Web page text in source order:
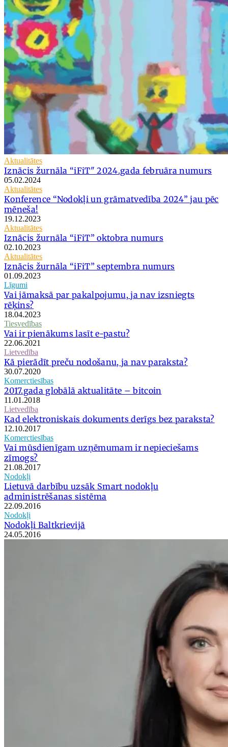
Aktualitātes
Iznācis žurnāla “iFiT" 2024.gada februāra numurs
05.02.2024
Aktualitātes
Konference “Nodokļi un grāmatvedība 2024” jau pēc
mēneša!
19.12.2023
Aktualitātes
Iznācis žurnāla “iFiT” oktobra numurs
02.10.2023
Aktualitātes
Iznācis žurnāla “iFiT” septembra numurs
01.09.2023
Līgumi
Vai jāmaksā par pakalpojumu, ja nav izsniegts
rēķins?
18.04.2023
Tiesvedības
Vai ir pienākums lasīt e-pastu?
22.06.2021
Lietvedība
Kā pierādīt preču nodošanu, ja nav paraksta?
30.07.2020
Komerctiesības
2017.gada globālā aktualitāte – bitcoin
11.01.2018
Lietvedība
Kad elektroniskais dokuments derīgs bez paraksta?
12.10.2017
Komerctiesības
Vai mūsdienīgam uzņēmumam ir nepieciešams
zīmogs?
21.08.2017
Nodokļi
Lietuvā darbību uzsāk Smart nodokļu
administrēšanas sistēma
22.09.2016
Nodokļi
Nodokļi Baltkrievijā
24.05.2016